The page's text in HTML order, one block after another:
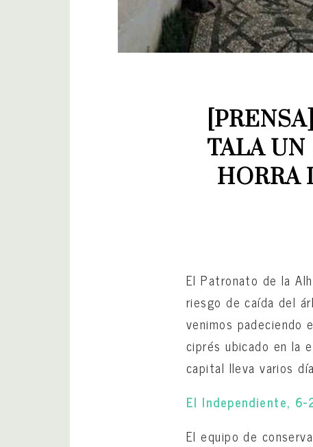
TALA UN
HORRA
El Patronato de la
riesgo de caída del
venimos padeciendo
ciprés ubicado en la
capital lleva varios
El Independiente,
El equipo de